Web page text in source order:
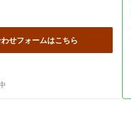
せフォームはこちら